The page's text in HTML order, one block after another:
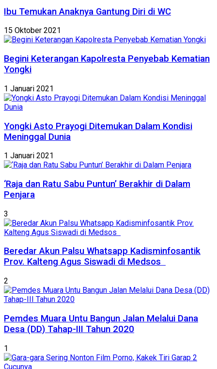
Ibu Temukan Anaknya Gantung Diri di WC
15 Oktober 2021
Begini Keterangan Kapolresta Penyebab Kematian
Yongki
1 Januari 2021
Yongki Asto Prayogi Ditemukan Dalam Kondisi
Meninggal Dunia
1 Januari 2021
‘Raja dan Ratu Sabu Puntun’ Berakhir di Dalam
Penjara
3
Beredar Akun Palsu Whatsapp Kadisminfosantik
Prov. Kalteng Agus Siswadi di Medsos
2
Pemdes Muara Untu Bangun Jalan Melalui Dana
Desa (DD) Tahap-III Tahun 2020
1